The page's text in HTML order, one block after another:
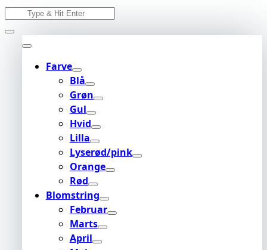
Skip
Search
for:
Farve
Blå
Grøn
Gul
Hvid
Lilla
Lyserød/pink
Orange
Rød
Blomstring
Februar
Marts
April